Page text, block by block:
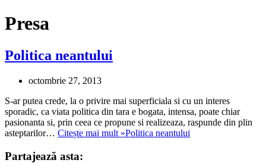
Presa
Politica neantului
octombrie 27, 2013
S-ar putea crede, la o privire mai superficiala si cu un interes
sporadic, ca viata politica din tara e bogata, intensa, poate chiar
pasionanta si, prin ceea ce propune si realizeaza, raspunde din plin
asteptarilor… Citește mai mult »Politica neantului
Partajează asta: